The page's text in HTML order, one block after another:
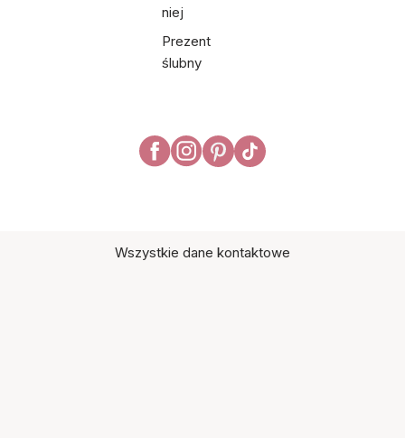
niej
Prezent
ślubny
Wszystkie dane kontaktowe